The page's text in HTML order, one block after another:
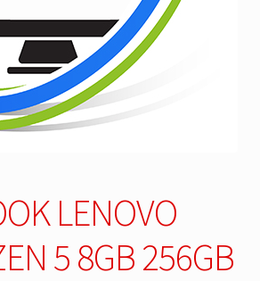
LENOVO
5 8GB 256GB